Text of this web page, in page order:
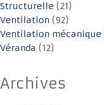
Structurelle (21)
Ventilation (92)
Ventilation mécanique
Véranda (12)
Archives